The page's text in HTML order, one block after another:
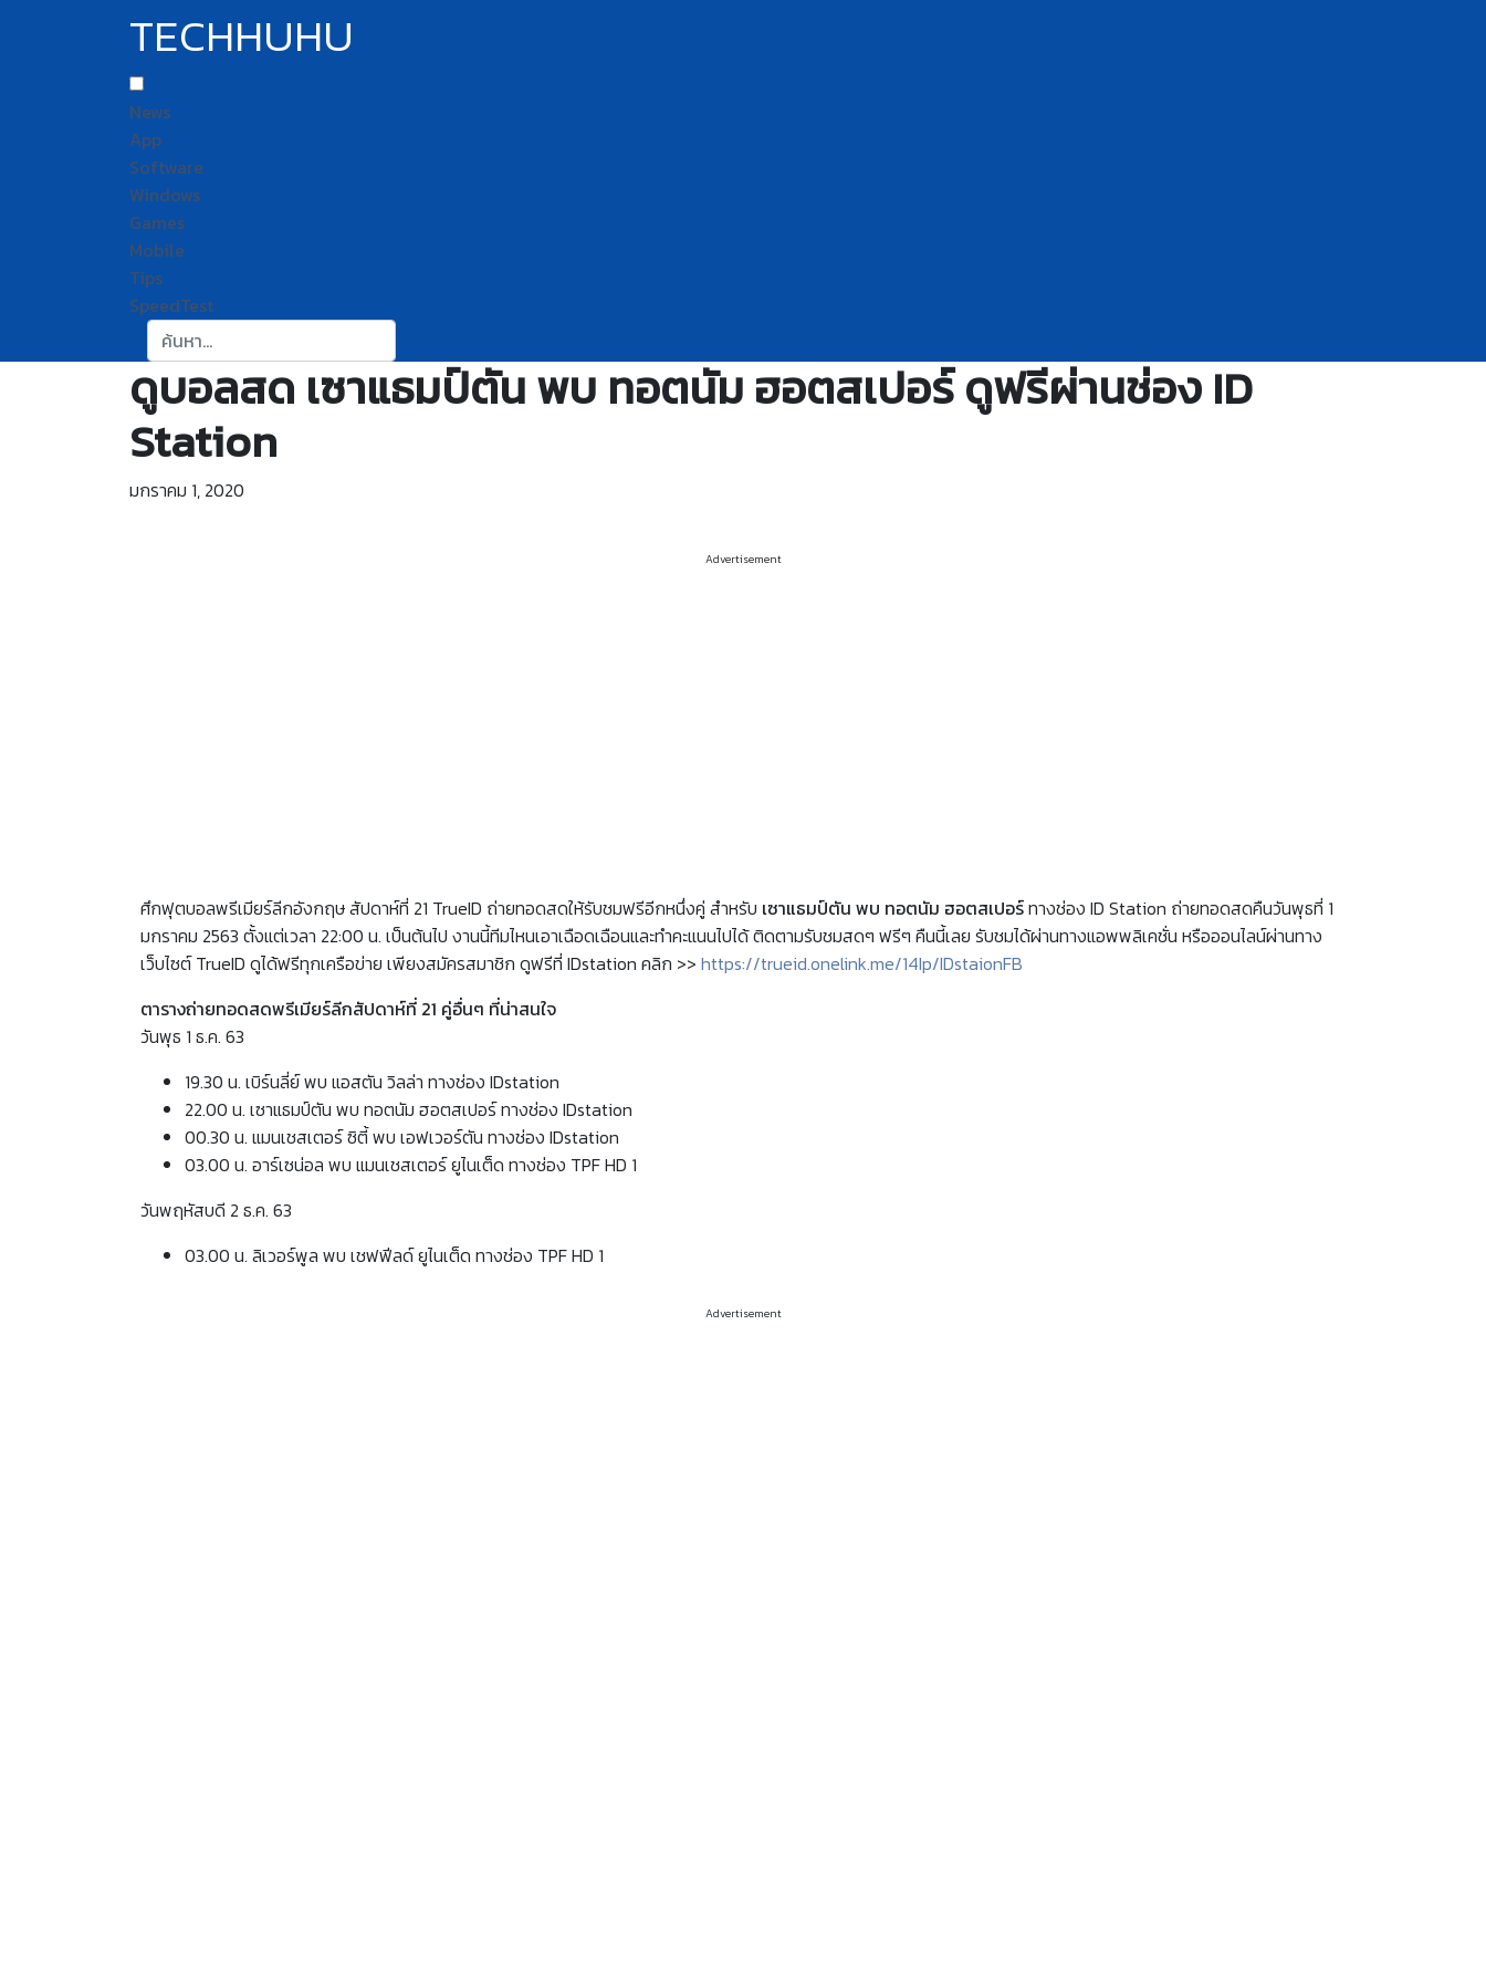
TECHHUHU
News
App
Software
Windows
Games
Mobile
Tips
SpeedTest
ค้นหา:
ดูบอลสด เซาแธมป์ตัน พบ ทอตนัม ฮอตสเปอร์ ดูฟรีผ่านช่อง ID
Station
มกราคม 1, 2020
Advertisement
ศึกฟุตบอลพรีเมียร์ลีกอังกฤษ สัปดาห์ที่ 21 TrueID ถ่ายทอดสดให้รับชมฟรีอีกหนึ่งคู่ สำหรับ เซาแธมป์ตัน พบ ทอตนัม ฮอตสเปอร์ทางช่อง ID Station ถ่ายทอดสดคืนวันพุธที่ 1
มกราคม 2563 ตั้งแต่เวลา 22:00 น. เป็นต้นไป งานนี้ทีมไหนเอาเฉือดเฉือนและทำคะแนนไปได้ ติดตามรับชมสดๆ ฟรีๆ คืนนี้เลย รับชมได้ผ่านทางแอพพลิเคชั่น หรือออนไลน์ผ่านทาง
เว็บไซต์ TrueID ดูได้ฟรีทุกเครือข่าย เพียงสมัครสมาชิก ดูฟรีที่ IDstation คลิก >> https://trueid.onelink.me/14Ip/IDstaionFB
ตารางถ่ายทอดสดพรีเมียร์ลีกสัปดาห์ที่ 21 คู่อื่นๆ ที่น่าสนใจ
วันพุธ 1 ธ.ค. 63
19.30 น. เบิร์นลี่ย์ พบ แอสตัน วิลล่า ทางช่อง IDstation
22.00 น. เซาแธมป์ตัน พบ ทอตนัม ฮอตสเปอร์ ทางช่อง IDstation
00.30 น. แมนเชสเตอร์ ซิตี้ พบ เอฟเวอร์ตัน ทางช่อง IDstation
03.00 น. อาร์เซน่อล พบ แมนเชสเตอร์ ยูไนเต็ด ทางช่อง TPF HD 1
วันพฤหัสบดี 2 ธ.ค. 63
03.00 น. ลิเวอร์พูล พบ เชฟฟีลด์ ยูไนเต็ด ทางช่อง TPF HD 1
Advertisement